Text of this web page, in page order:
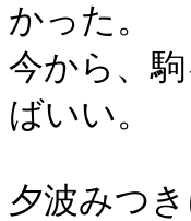
かった。
今から、
ばいい。
夕波みつ